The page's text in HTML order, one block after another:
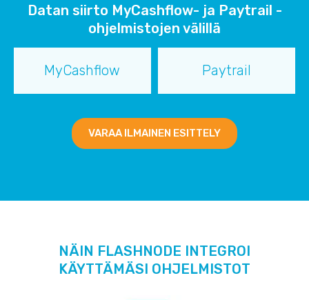
Datan siirto MyCashflow- ja Paytrail -
ohjelmistojen välillä
MyCashflow Paytrail
VARAA ILMAINEN ESITTELY
NÄIN FLASHNODE INTEGROI
KÄYTTÄMÄSI OHJELMISTOT